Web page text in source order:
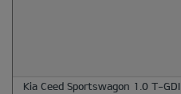
Kia Ceed Sportswagon 1.0 T-GDI